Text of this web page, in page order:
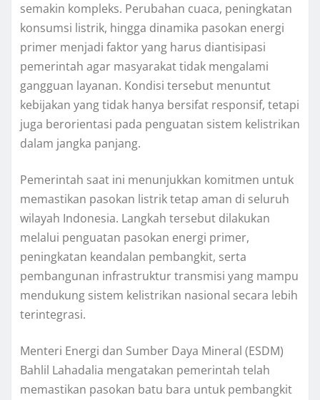
semakin kompleks. Perubahan cuaca, peningkatan
konsumsi listrik, hingga dinamika pasokan energi
primer menjadi faktor yang harus diantisipasi
pemerintah agar masyarakat tidak mengalami
gangguan layanan. Kondisi tersebut menuntut
kebijakan yang tidak hanya bersifat responsif, tetapi
juga berorientasi pada penguatan sistem kelistrikan
dalam jangka panjang.
Pemerintah saat ini menunjukkan komitmen untuk
memastikan pasokan listrik tetap aman di seluruh
wilayah Indonesia. Langkah tersebut dilakukan
melalui penguatan pasokan energi primer,
peningkatan keandalan pembangkit, serta
pembangunan infrastruktur transmisi yang mampu
mendukung sistem kelistrikan nasional secara lebih
terintegrasi.
Menteri Energi dan Sumber Daya Mineral (ESDM)
Bahlil Lahadalia mengatakan pemerintah telah
memastikan pasokan batu bara untuk pembangkit